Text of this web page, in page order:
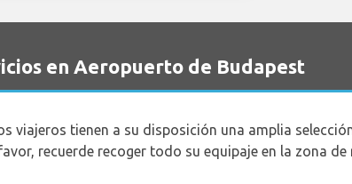
en Aeropuerto de Budapest
viajeros tienen a su disposición una amplia
recuerde recoger todo su equipaje en la zona